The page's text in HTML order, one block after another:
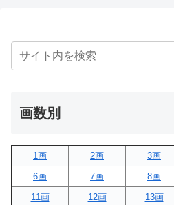
画数別
1画 2画 3画
6画
7画 8画
11画
12画 13画